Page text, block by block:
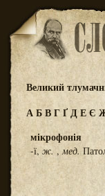
Великий
АБВГҐДЕЄ
мікрофонія
-ї, ж. ,мед.